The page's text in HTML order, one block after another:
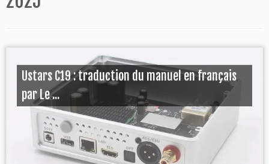
Ustars C19 : traduction du manuel en français
par Le ...